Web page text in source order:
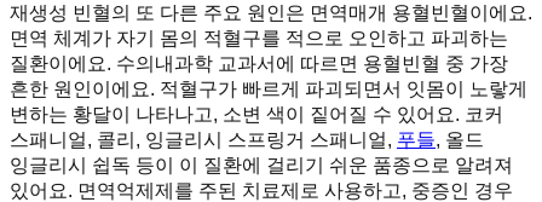
재생성 빈혈의 또 다른 주요 원인은 면역매개 용혈빈혈이에요.
면역 체계가 자기 몸의 적혈구를 적으로 오인하고 파괴하는
질환이에요. 수의내과학 교과서에 따르면 용혈빈혈 중 가장
흔한 원인이에요. 적혈구가 빠르게 파괴되면서 잇몸이 노랗게
변하는 황달이 나타나고, 소변 색이 짙어질 수 있어요. 코커
스패니얼, 콜리, 잉글리시 스프링거 스패니얼, 푸들, 올드
잉글리시 쉽독 등이 이 질환에 걸리기 쉬운 품종으로 알려져
있어요. 면역억제제를 주된 치료제로 사용하고, 중증인 경우